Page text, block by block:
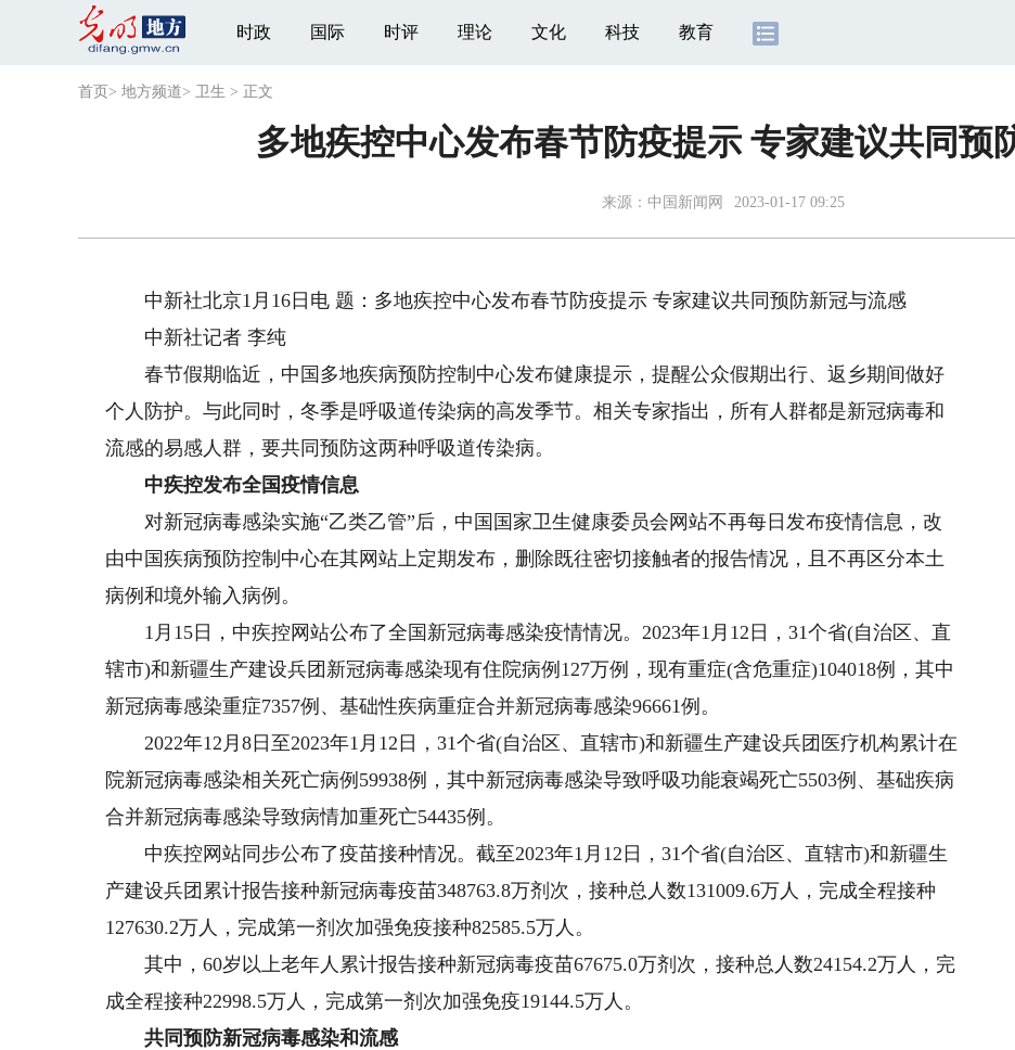
时政 国际 时评 理论 文化 科技 教育
首页 > 地方频道> 卫生 > 正文
多地疾控中心发布春节防疫提示 专家建议共同预
来源： 中国新闻网 2023-01-17 09:25
中新社北京1月16日电 题：多地疾控中心发布春节防疫提示 专家建议共同预防新冠与流感
中新社记者 李纯
春节假期临近，中国多地疾病预防控制中心发布健康提示，提醒公众假期出行、返乡期间做好
个人防护。与此同时，冬季是呼吸道传染病的高发季节。相关专家指出，所有人群都是新冠病毒和
流感的易感人群，要共同预防这两种呼吸道传染病。
中疾控发布全国疫情信息
对新冠病毒感染实施“乙类乙管”后，中国国家卫生健康委员会网站不再每日发布疫情信息，改
由中国疾病预防控制中心在其网站上定期发布，删除既往密切接触者的报告情况，且不再区分本土
病例和境外输入病例。
1月15日，中疾控网站公布了全国新冠病毒感染疫情情况。2023年1月12日，31个省(自治区、直
辖市)和新疆生产建设兵团新冠病毒感染现有住院病例127万例，现有重症(含危重症)104018例，其中
新冠病毒感染重症7357例、基础性疾病重症合并新冠病毒感染96661例。
2022年12月8日至2023年1月12日，31个省(自治区、直辖市)和新疆生产建设兵团医疗机构累计在
院新冠病毒感染相关死亡病例59938例，其中新冠病毒感染导致呼吸功能衰竭死亡5503例、基础疾病
合并新冠病毒感染导致病情加重死亡54435例。
中疾控网站同步公布了疫苗接种情况。截至2023年1月12日，31个省(自治区、直辖市)和新疆生
产建设兵团累计报告接种新冠病毒疫苗348763.8万剂次，接种总人数131009.6万人，完成全程接种
127630.2万人，完成第一剂次加强免疫接种82585.5万人。
其中，60岁以上老年人累计报告接种新冠病毒疫苗67675.0万剂次，接种总人数24154.2万人，完
成全程接种22998.5万人，完成第一剂次加强免疫19144.5万人。
共同预防新冠病毒感染和流感